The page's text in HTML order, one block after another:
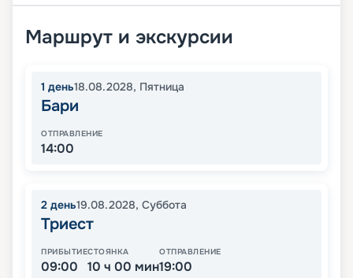
Маршрут и экскурсии
1 день18.08.2028, Пятница
Бари
ОТПРАВЛЕНИЕ
14:00
2 день19.08.2028, Суббота
Триест
ПРИБЫТИЕ
09:00
СТОЯНКА
10 ч 00 мин
ОТПРАВЛЕНИЕ
19:00